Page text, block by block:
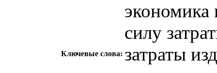
Ключевые слова:
экономика
силу
затраты